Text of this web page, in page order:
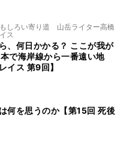
しろい寄り道 山岳ライター高橋
ス
、何日かかる？ ここが我が
で海岸線から一番遠い地
イス 第9回】
何を思うのか【第15回 死後